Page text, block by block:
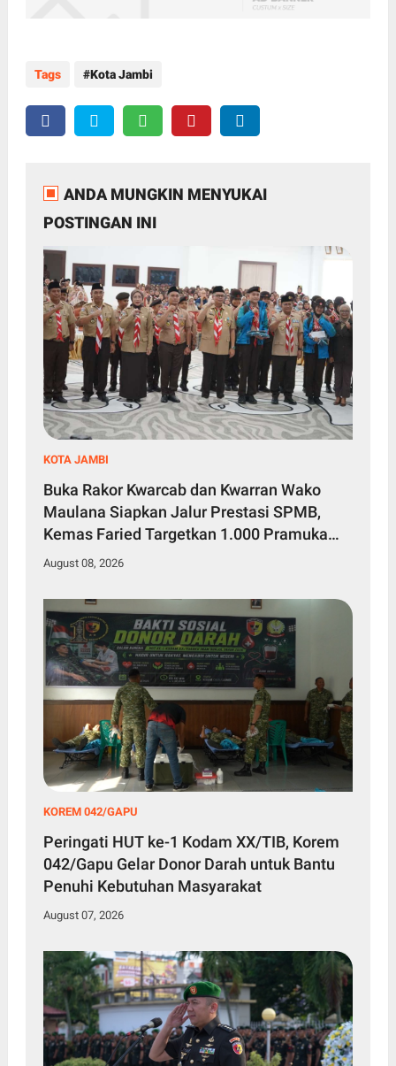
Tags Kota Jambi
ANDA MUNGKIN MENYUKAI
POSTINGAN INI
KOTA JAMBI
Buka Rakor Kwarcab dan Kwarran Wako
Maulana Siapkan Jalur Prestasi SPMB,
Kemas Faried Targetkan 1.000 Pramuka
Garuda
August 08, 2026
KOREM 042/GAPU
Peringati HUT ke-1 Kodam XX/TIB, Korem
042/Gapu Gelar Donor Darah untuk Bantu
Penuhi Kebutuhan Masyarakat
August 07, 2026